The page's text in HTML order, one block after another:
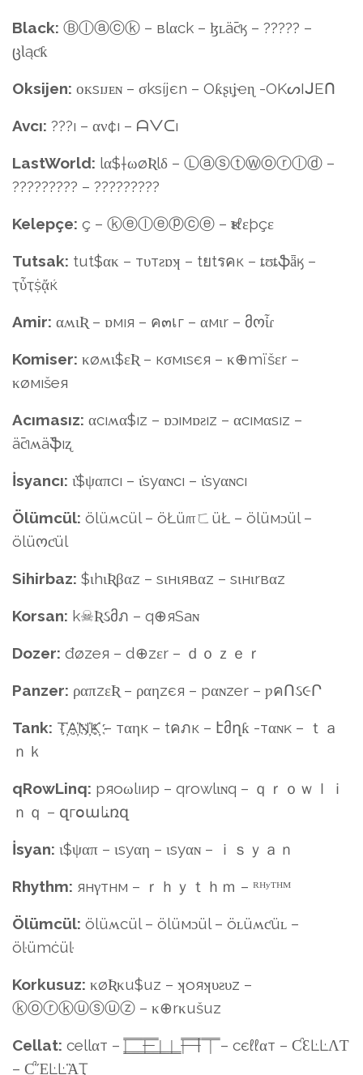
Black: Ⓑⓛⓐⓒⓚ – вlαck – ɮʟǟƈӄ – ????? –
ცƖąƈƙ
Oksijen: ᴏᴋsɪᴊᴇɴ – σksíjєn – Oƙʂιʝҽɳ -OKᔕIᒍEᑎ
Avcı: ???ı – αν¢ı – ᗩᐯᑕı
LastWorld: lα$†ωøƦlδ – ⓁⓐⓢⓣⓌⓞⓡⓛⓓ –
????????? – ?????????
Kelepçe: ç – ⓚⓔⓛⓔⓟⓒⓔ – ҡεℓεþçε
Tutsak: tut$ακ – тυтƨɒʞ – tยtรคк – ȶʊȶֆǟӄ –
ҭὗҭṩᾄќ
Amir: αʍιƦ – ɒмıя – ค๓เг – αмιr – მოἶɾ
Komiser: κøʍι$εƦ – кσмιѕєя – κ⊕mïšεr –
κøмıšeя
Acımasız: αcıʍα$ız – ɒɔıмɒƨız – αcıмαѕız –
ǟƈıʍǟֆıʐ
İsyancı: ι̇$ψαπcı – ι̇ѕyαɴcı – ι̇ѕyαɴcı
Ölümcül: ölüʍcül – öŁü௱ㄈüŁ – ölüмɔül –
ölüოƈül
Sihirbaz: $ιhιƦβαz – ѕιнιявαz – ѕιнιrвαz
Korsan: k☠Ʀઽმภ – q⊕яSaɴ
Dozer: đøzeя – d⊕zεr – ｄｏｚｅｒ
Panzer: ραπzεƦ – ραηzєя – pαɴzer – ƿคՈઽ૯Ր
Tank: T҉A҉N҉K҉ – тαηк – tคภк – էმղƙ -тαɴĸ – ｔａ
ｎｋ
qRowLinq: pяoωlıиp – qrowlιɴq – ｑｒｏｗｌｉ
ｎｑ – զгօաlﻨռզ
İsyan: ι$ψαπ – ιѕуαη – ιѕyαɴ – ｉｓｙａｎ
Rhythm: янγтнм – ｒｈｙｔｈｍ – ᴿᴴʸᵀᴴᴹ
Ölümcül: ölüʍcül – ölüмɔül – öʟüʍƈüʟ –
öŀümċüŀ
Korkusuz: κøƦκu$uz – ʞoяʞυƨυz –
ⓚⓞⓡⓚⓤⓢⓤⓩ – κ⊕rκušuz
Cellat: cellαт – |͇̿ ͇̿ ͇̿ ͇̿ |̶͇̿ ̶͇̿ ͇̿ |͇ ͇ |͇ ͇ |̶̿ ̶̿ ̶̿ ̶̿| ̿ ̿|̿ ̿ – cєℓℓαт – ƇƐĿĿΛƬ
– ƇἝĿĿᾋҬ